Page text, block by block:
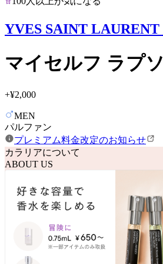
YVES SAINT
マイセルフ ラプ
+¥2,000
MEN
パルファン
プレミアム料金改定のお知らせ
カラリアについて
ABOUT US